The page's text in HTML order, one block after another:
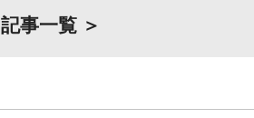
記事一覧 ＞